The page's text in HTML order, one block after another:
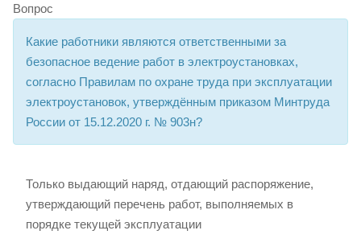
Вопрос
Какие работники являются ответственными за
безопасное ведение работ в электроустановках,
согласно Правилам по охране труда при эксплуатации
электроустановок, утверждённым приказом Минтруда
России от 15.12.2020 г. № 903н?
Только выдающий наряд, отдающий распоряжение,
утверждающий перечень работ, выполняемых в
порядке текущей эксплуатации